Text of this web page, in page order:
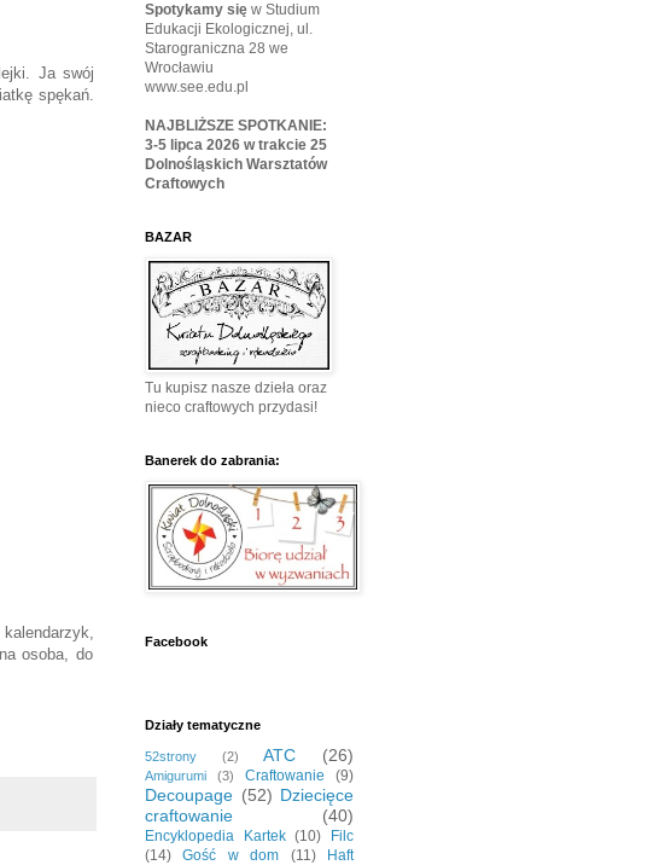
Jaswój
spękań.
osoba, do
Spotykamy się w Studium
Edukacji Ekologicznej, ul.
Starograniczna 28 we
Wrocławiu
www.see.edu.pl
NAJBLIŻSZE SPOTKANIE:
3-5 lipca 2026 w trakcie 25
Dolnośląskich Warsztatów
Craftowych
BAZAR
Tu kupisz nasze dzieła oraz
nieco craftowych przydasi!
Banerek do zabrania:
Facebook
Działy tematyczne
52strony (2) ATC (26)
Amigurumi (3) Craftowanie (9)
Decoupage (52) Dziecięce
craftowanie
(40)
Encyklopedia Kartek (10)
Filc
(14)
Gość w dom (11)
Haft